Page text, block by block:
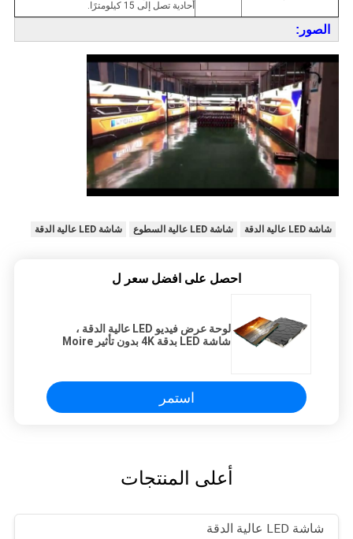
أحادية تصل إلى 15 كيلومترًا.
الصور:
شاشة LED عالية الدقة شاشة LED عالية السطوع شاشة LED عالية الدقة
احصل على افضل سعر ل
لوحة عرض فيديو LED عالية الدقة ،
شاشة LED بدقة 4K بدون تأثير Moire
استمر
أعلى المنتجات
شاشة LED عالية الدقة